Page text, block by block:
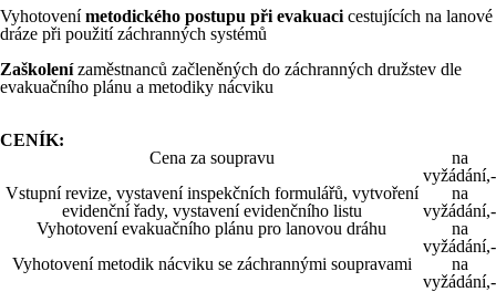
Vyhotovenímetodického postupu při evakuaci cestujících na lanové
dráze při použití záchranných systémů
Zaškolenízaměstnanců začleněných do záchranných družstev dle
evakuačního plánu a metodiky nácviku
CENÍK:
Cena za soupravu
na
vyžádání,-
Vstupní revize, vystavení inspekčních formulářů, vytvoření
evidenční řady, vystavení evidenčního listu
na
vyžádání,-
Vyhotovení evakuačního plánu pro lanovou dráhu
na
vyžádání,-
Vyhotovení metodik nácviku se záchrannými soupravami
na
vyžádání,-